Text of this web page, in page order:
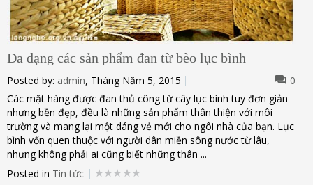
Đa dạng các sản phẩm đan từ bèo lục bình
Posted by: admin, Tháng Năm 5, 2015
0
Các mặt hàng được đan thủ công từ cây lục bình tuy đơn giản
nhưng bền đẹp, đều là những sản phẩm thân thiện với môi
trường và mang lại một dáng vẻ mới cho ngôi nhà của bạn. Lục
bình vốn quen thuộc với người dân miền sông nước từ lâu,
nhưng không phải ai cũng biết những thân ...
Posted in Tin tức